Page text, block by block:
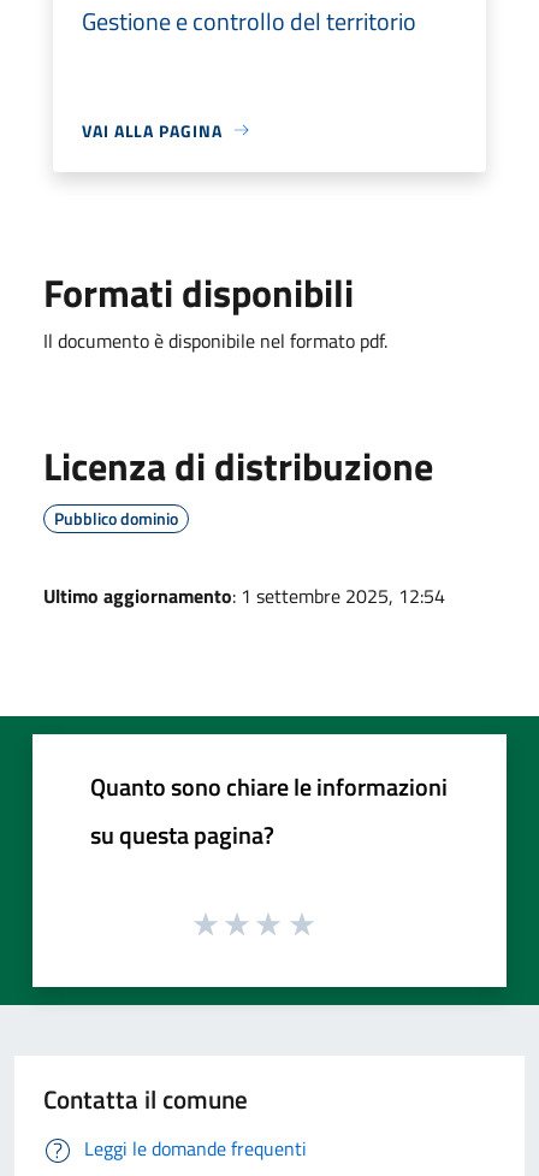
Gestione e controllo del territorio
VAI ALLA PAGINA
Formati disponibili
Il documento è disponibile nel formato pdf.
Licenza di distribuzione
Pubblico dominio
Ultimo aggiornamento: 1 settembre 2025, 12:54
Quanto sono chiare le informazioni
su questa pagina?
Contatta il comune
Leggi le domande frequenti